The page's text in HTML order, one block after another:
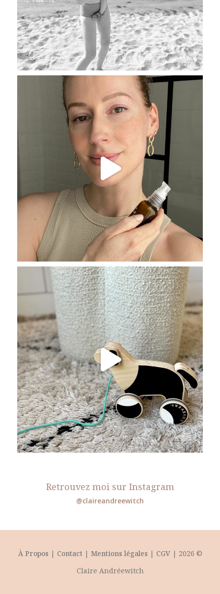
Retrouvez moi sur Instagram
@claireandreewitch
À Propos | Contact | Mentions légales | CGV| 2026 ©
Claire Andréewitch